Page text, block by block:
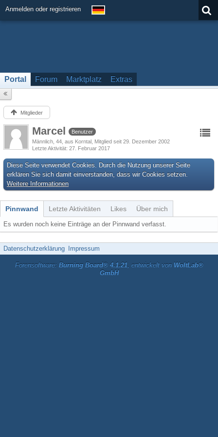
Anmelden oder registrieren
Portal Forum Marktplatz Extras
Mitglieder
Marcel
Benutzer
Männlich 44 aus Korntal Mitglied seit 29. Dezember 2002
Letzte Aktivität 27. Februar 2017
Diese Seite verwendet Cookies. Durch die Nutzung unserer Seite
erklären Sie sich damit einverstanden, dass wir Cookies setzen.
Weitere Informationen
Pinnwand Letzte Aktivitäten Likes Über mich
Es wurden noch keine Einträge an der Pinnwand verfasst.
Datenschutzerklärung Impressum
Forensoftware: Burning Board® 4.1.21, entwickelt von WoltLab®
GmbH